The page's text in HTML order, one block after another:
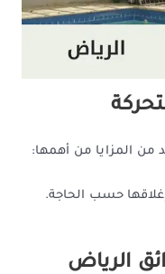
من المزايا من أهمها:
حسب الحاجة.
الرياض